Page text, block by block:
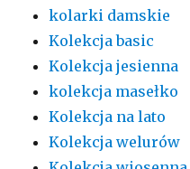
kolarki damskie
Kolekcja basic
Kolekcja jesienna
kolekcja masełko
Kolekcja na lato
Kolekcja welurów